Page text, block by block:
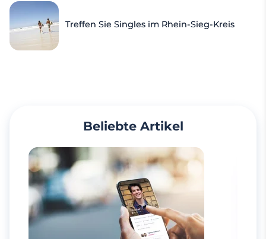
Treffen Sie Singles im Rhein-Sieg-Kreis
Beliebte Artikel